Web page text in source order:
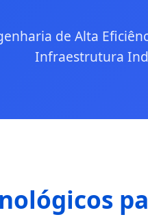
de Alta
Infraestrutura